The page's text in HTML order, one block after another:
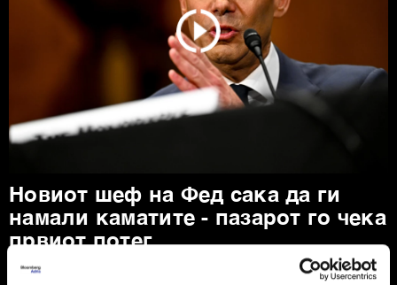
Новиот шеф на Фед сака да ги
намали каматите - пазарот го чека
првиот потег
Новиот шеф на Фeд, Кевин Варш, ќе се обиде
агресивно да ја протурка агендата за намалување на